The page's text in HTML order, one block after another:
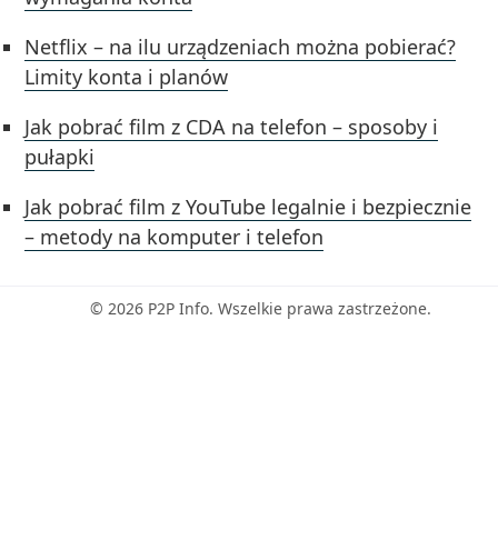
Netflix – na ilu urządzeniach można pobierać?
Limity konta i planów
Jak pobrać film z CDA na telefon – sposoby i
pułapki
Jak pobrać film z YouTube legalnie i bezpiecznie
– metody na komputer i telefon
© 2026 P2P Info. Wszelkie prawa zastrzeżone.